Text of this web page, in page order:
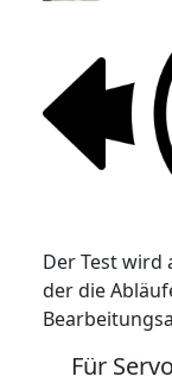
Der Test
der die
Für